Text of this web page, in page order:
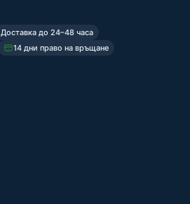
Доставка до 24–48 часа
14 дни право на връщане